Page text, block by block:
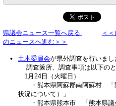
県議会ニュース一覧へ戻る ＜
のニュースへ進む＞＞
土木委員会が県外調査を行いまし
調査箇所、調査事項は以下のと
1月24日（火曜日）
・熊本県阿蘇郡南阿蘇村 「
状況について）」
・熊本県熊本市 「熊本県議